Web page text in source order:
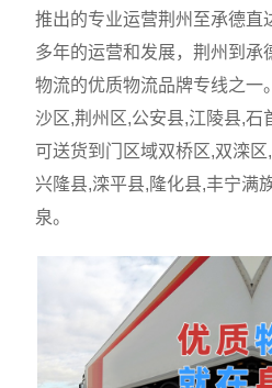
推出的专业运营荆州至承德直
多年的运营和发展，荆州到承
物流的优质物流品牌专线之一
沙区,荆州区,公安县,江陵县,石
可送货到门区域双桥区,双滦
兴隆县,滦平县,隆化县,丰宁满
泉。